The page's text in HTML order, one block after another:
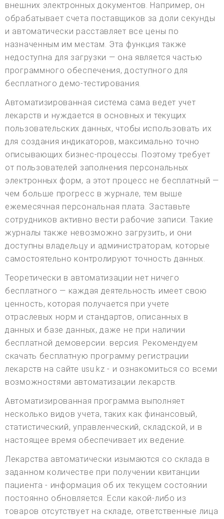
внешних электронных документов. Например, он
обрабатывает счета поставщиков за доли секунды
и автоматически расставляет все цены по
назначенным им местам. Эта функция также
недоступна для загрузки — она является частью
программного обеспечения, доступного для
бесплатного демо-тестирования.
Автоматизированная система сама ведет учет
лекарств и нуждается в основных и текущих
пользовательских данных, чтобы использовать их
для создания индикаторов, максимально точно
описывающих бизнес-процессы. Поэтому требует
от пользователей заполнения персональных
электронных форм, а этот процесс не бесплатный —
чем больше прогресс в журнале, тем выше
ежемесячная персональная плата. Заставьте
сотрудников активно вести рабочие записи. Такие
журналы также невозможно загрузить, и они
доступны владельцу и администраторам, которые
самостоятельно контролируют точность данных.
Теоретически в автоматизации нет ничего
бесплатного — каждая деятельность имеет свою
ценность, которая получается при учете
отраслевых норм и стандартов, описанных в
данных и базе данных, даже не при наличии
бесплатной демоверсии. версия. Рекомендуем
скачать бесплатную программу регистрации
лекарств на сайте usu.kz - и ознакомиться со всеми
возможностями автоматизации лекарств.
Автоматизированная программа выполняет
несколько видов учета, таких как финансовый,
статистический, управленческий, складской, и в
настоящее время обеспечивает их ведение.
Лекарства автоматически изымаются со склада в
заданном количестве при получении квитанции
пациента - информация об их текущем состоянии
постоянно обновляется. Если какой-либо из
товаров отсутствует на складе, ответственные лица